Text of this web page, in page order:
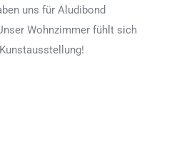
uns für Aludibond
Wohnzimmer fühlt sich